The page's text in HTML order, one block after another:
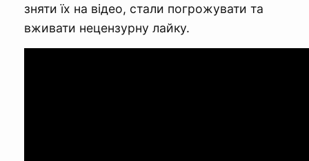
зняти їх на відео, стали погрожувати та
вживати нецензурну лайку.